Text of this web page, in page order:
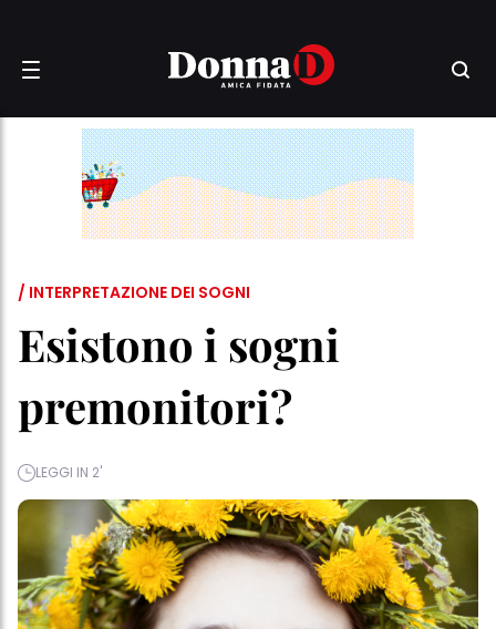
/ INTERPRETAZIONE DEI SOGNI
Esistono i sogni
premonitori?
LEGGI IN 2'